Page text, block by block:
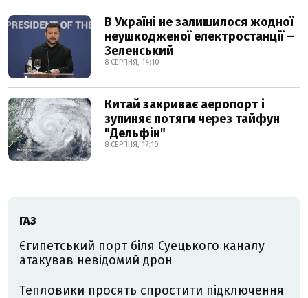
В Україні не залишилося жодної
неушкодженої електростанції –
Зеленський
8 СЕРПНЯ, 14:10
Китай закриває аеропорт і
зупиняє потяги через тайфун
"Дельфін"
8 СЕРПНЯ, 17:10
ГАЗ
Єгипетський порт біля Суецького каналу
атакував невідомий дрон
Тепловики просять спростити підключення